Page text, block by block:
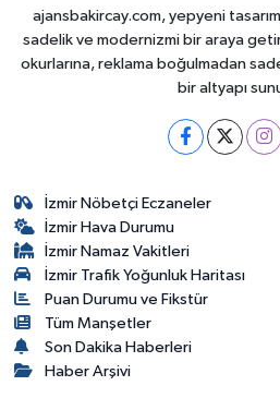
ajansbakircay.com, yepyeni
sadelik ve modernizmi bir araya
okurlarına, reklama boğulmadan
bir altyapı
İzmir Nöbetçi Eczaneler
İzmir Hava Durumu
İzmir Namaz Vakitleri
İzmir Trafik Yoğunluk Haritası
Puan Durumu ve Fikstür
Tüm Manşetler
Son Dakika Haberleri
Haber Arşivi